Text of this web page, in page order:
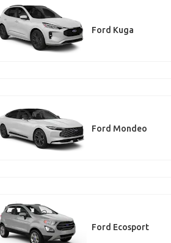
Ford Kuga
Ford Mondeo
Ford Ecosport